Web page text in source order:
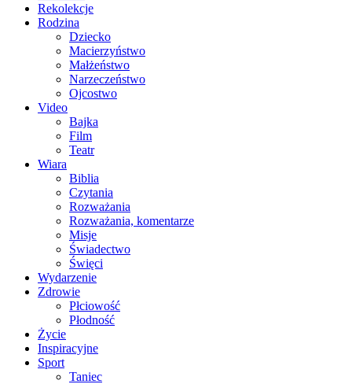
Rekolekcje
Rodzina
Dziecko
Macierzyństwo
Małżeństwo
Narzeczeństwo
Ojcostwo
Video
Bajka
Film
Teatr
Wiara
Biblia
Czytania
Rozważania
Rozważania, komentarze
Misje
Świadectwo
Święci
Wydarzenie
Zdrowie
Płciowość
Płodność
Życie
Inspiracyjne
Sport
Taniec